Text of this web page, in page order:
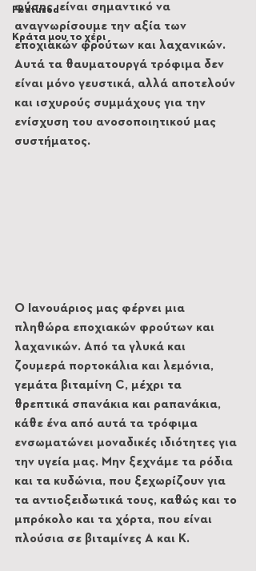
Featured
Κράτα μου το χέρι
φύσης, είναι σημαντικό να
αναγνωρίσουμε την αξία των
εποχιακών φρούτων και λαχανικών.
Αυτά τα θαυματουργά τρόφιμα δεν
είναι μόνο γευστικά, αλλά αποτελούν
και ισχυρούς συμμάχους για την
ενίσχυση του ανοσοποιητικού μας
συστήματος.
Ο Ιανουάριος μας φέρνει μια
πληθώρα εποχιακών φρούτων και
λαχανικών. Από τα γλυκά και
ζουμερά πορτοκάλια και λεμόνια,
γεμάτα βιταμίνη C, μέχρι τα
θρεπτικά σπανάκια και ραπανάκια,
κάθε ένα από αυτά τα τρόφιμα
ενσωματώνει μοναδικές ιδιότητες για
την υγεία μας. Μην ξεχνάμε τα ρόδια
και τα κυδώνια, που ξεχωρίζουν για
τα αντιοξειδωτικά τους, καθώς και το
μπρόκολο και τα χόρτα, που είναι
πλούσια σε βιταμίνες A και K.